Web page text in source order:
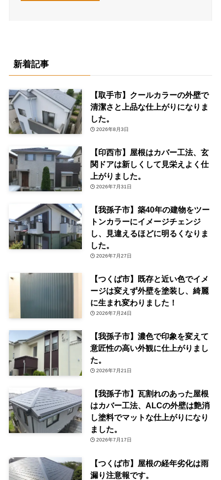
新着記事
【取手市】クールカラーの外壁で
清潔さと上品な仕上がりになりま
した。
2026年8月3日
【印西市】屋根はカバー工法、玄
関ドアは新しくして見栄えよく仕
上がりました。
2026年7月31日
【我孫子市】築40年の建物をツー
トンカラーにイメージチェンジ
し、見違えるほどに明るくなりま
した。
2026年7月27日
【つくば市】既存と近い色でイメ
ージは変えず外壁を塗装し、綺麗
に生まれ変わりました！
2026年7月24日
【我孫子市】濃色で印象を変えて
意匠性の高い外観に仕上がりまし
た。
2026年7月21日
【我孫子市】瓦割れのあった屋根
はカバー工法、ALCの外壁は艶消
し塗料でマットな仕上がりになり
ました。
2026年7月17日
【つくば市】屋根の経年劣化は雨
漏り注意報です。